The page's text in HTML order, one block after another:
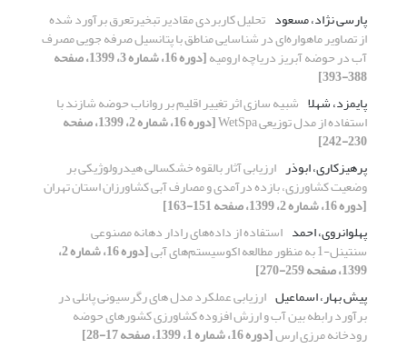
پارسی نژاد، مسعود تحلیل کاربردی مقادیر تبخیرتعرق برآورد شده
از تصاویر ماهواره‌ای در شناسایی مناطق با پتانسیل صرفه ‏جویی مصرف
آب در حوضه آبریز دریاچه ارومیه [دوره 16، شماره 3، 1399، صفحه
388-393]
پایمزد، شهلا شبیه سازی اثر تغییر اقلیم بر رواناب حوضه شازند با
استفاده از مدل توزیعی WetSpa [دوره 16، شماره 2، 1399، صفحه
230-242]
پرهیزکاری، ابوذر ارزیابی آثار بالقوه خشکسالی هیدرولوژیکی بر
وضعیت کشاورزی، بازده درآمدی و مصارف آبی کشاورزان استان تهران
[دوره 16، شماره 2، 1399، صفحه 151-163]
پهلوانروی، احمد استفاده از داده‌های رادار دهانه مصنوعی
سنتینل-1 به منظور مطالعه اکوسیستم‌های آبی [دوره 16، شماره 2،
1399، صفحه 259-270]
پیش بهار، اسماعیل ارزیابی عملکرد مدل های رگرسیونی پانلی در
برآورد رابطه بین آب و ارزش افزوده کشاورزی کشورهای حوضه
رودخانه مرزی ارس[دوره 16، شماره 1، 1399، صفحه 17-28]